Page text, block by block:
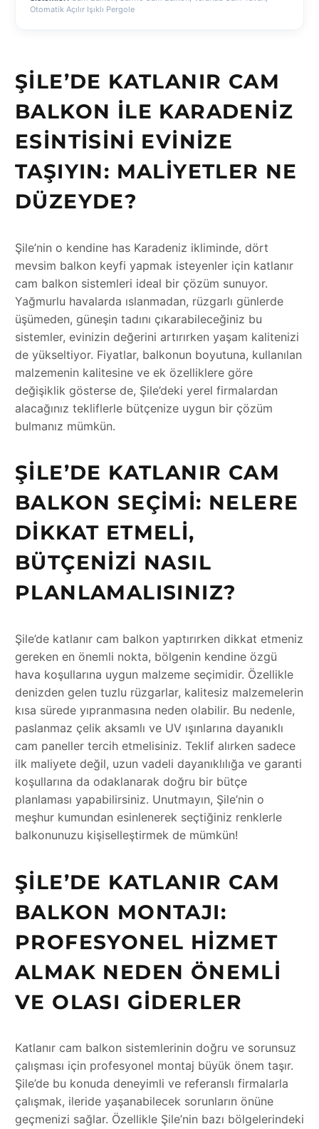
Otomatik Açılır Işıklı Pergole
ŞILE’DE KATLANIR CAM
BALKON ILE KARADENIZ
ESINTISINI EVINIZE
TAŞIYIN: MALIYETLER NE
DÜZEYDE?
Şile’nin o kendine has Karadeniz ikliminde, dört
mevsim balkon keyfi yapmak isteyenler için katlanır
cam balkon sistemleri ideal bir çözüm sunuyor.
Yağmurlu havalarda ıslanmadan, rüzgarlı günlerde
üşümeden, güneşin tadını çıkarabileceğiniz bu
sistemler, evinizin değerini artırırken yaşam kalitenizi
de yükseltiyor. Fiyatlar, balkonun boyutuna, kullanılan
malzemenin kalitesine ve ek özelliklere göre
değişiklik gösterse de, Şile’deki yerel firmalardan
alacağınız tekliflerle bütçenize uygun bir çözüm
bulmanız mümkün.
ŞILE’DE KATLANIR CAM
BALKON SEÇIMI: NELERE
DIKKAT ETMELI,
BÜTÇENIZI NASIL
PLANLAMALISINIZ?
Şile’de katlanır cam balkon yaptırırken dikkat etmeniz
gereken en önemli nokta, bölgenin kendine özgü
hava koşullarına uygun malzeme seçimidir. Özellikle
denizden gelen tuzlu rüzgarlar, kalitesiz malzemelerin
kısa sürede yıpranmasına neden olabilir. Bu nedenle,
paslanmaz çelik aksamlı ve UV ışınlarına dayanıklı
cam paneller tercih etmelisiniz. Teklif alırken sadece
ilk maliyete değil, uzun vadeli dayanıklılığa ve garanti
koşullarına da odaklanarak doğru bir bütçe
planlaması yapabilirsiniz. Unutmayın, Şile’nin o
meşhur kumundan esinlenerek seçtiğiniz renklerle
balkonunuzu kişiselleştirmek de mümkün!
ŞILE’DE KATLANIR CAM
BALKON MONTAJI:
PROFESYONEL HIZMET
ALMAK NEDEN ÖNEMLI
VE OLASI GIDERLER
Katlanır cam balkon sistemlerinin doğru ve sorunsuz
çalışması için profesyonel montaj büyük önem taşır.
Şile’de bu konuda deneyimli ve referanslı firmalarla
çalışmak, ileride yaşanabilecek sorunların önüne
geçmenizi sağlar. Özellikle Şile’nin bazı bölgelerindeki